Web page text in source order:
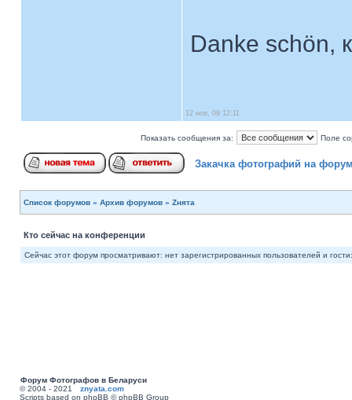
Danke schön,
12 ноя, 09 12:11
Показать сообщения за: Поле
Закачка фотографий на
Список форумов » Архив форумов » Zнята
Кто сейчас на конференции
Сейчас этот форум просматривают: нет зарегистрированных пользователей и
Форум Фотографов в Беларуси
© 2004 - 2021 znyata.com
Scripts based on phpBB © phpBB Group